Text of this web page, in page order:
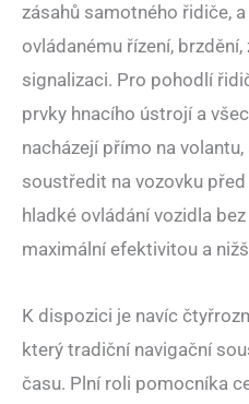
zásahů samotného řidiče,
ovládanému řízení,
signalizaci. Pro pohodlí
prvky hnacího ústrojí a
nacházejí přímo na
soustředit na vozovku
hladké ovládání vozidla
maximální efektivitou a
K dispozici je navíc
který tradiční navigační
času. Plní roli pomocníka